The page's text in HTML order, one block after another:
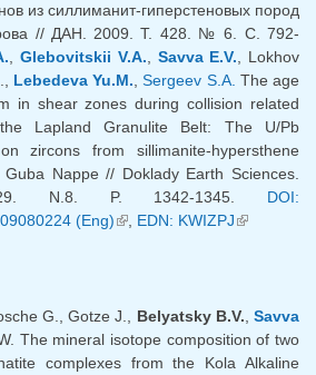
из силлиманит-гиперстеновых пород
// ДАН. 2009. Т. 428. № 6. С. 792-
, Glebovitskii V.A., Savva E.V., Lokhov
Lebedeva Yu.M.,Sergeev S.A. The age
in shear zones during collision related
Lapland Granulite Belt: The U/Pb
zircons from sillimanite-hypersthene
Nappe // Doklady Earth Sciences.
N.8. P. 1342-1345. DOI:
(Eng)(link is external)
, EDN: KWIZPJ(link is
G., Gotze J., Belyatsky B.V. Savva
The mineral isotope composition of two
complexes from the Kola Alkaline